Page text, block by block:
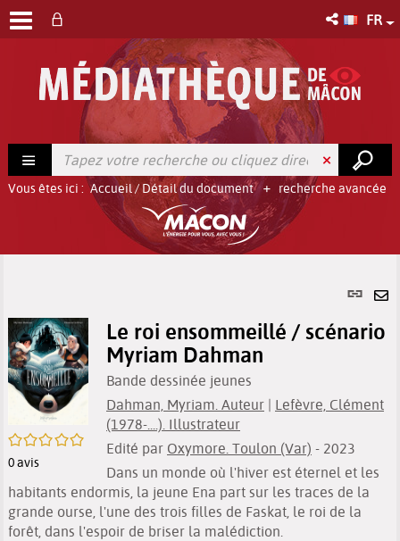
FR
recherche avancée
Vous êtes ici : Accueil/ Détail du document
Lien
/5
0avis
Le roi ensommeillé / scénario
Myriam Dahman
Bande dessinée jeunes
Dahman, Myriam. Auteur | Lefèvre, Clément
(1978-....). Illustrateur
Edité par Oxymore. Toulon (Var) - 2023
Dans un monde où l'hiver est éternel et les
habitants endormis, la jeune Ena part sur les traces de la
grande ourse, l'une des trois filles de Faskat, le roi de la
forêt, dans l'espoir de briser la malédiction.